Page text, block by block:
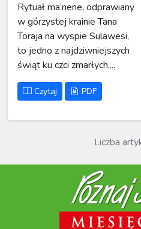
Rytuał ma’nene, odprawiany
w górzystej krainie Tana
Toraja na wyspie Sulawesi,
to jedno z najdziwniejszych
świąt ku czci zmarłych....
Czytaj PDF
Liczba